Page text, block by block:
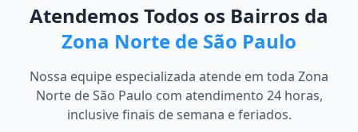
Atendemos Todos os Bairros da
Zona Norte de São Paulo
Nossa equipe especializada atende em toda Zona
Norte de São Paulo com atendimento 24 horas,
inclusive finais de semana e feriados.